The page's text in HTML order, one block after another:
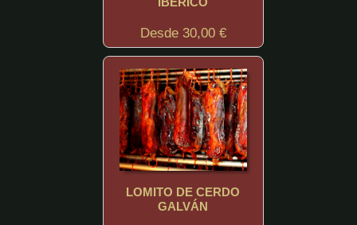
Desde 30,00 €
LOMITO DE CERDO
GALVÁN